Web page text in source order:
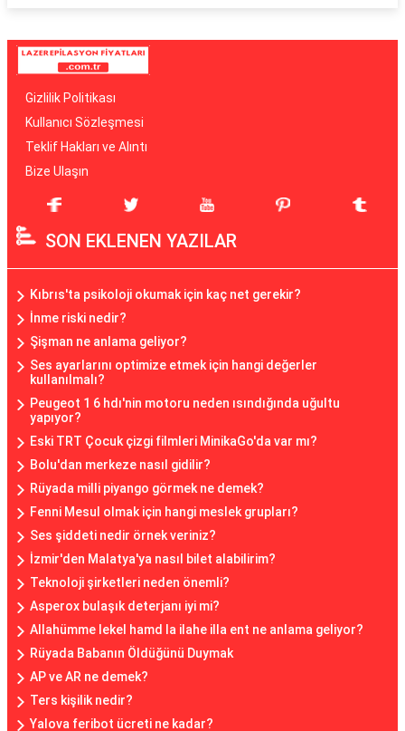
Gizlilik Politikası
Kullanıcı Sözleşmesi
Teklif Hakları ve Alıntı
Bize Ulaşın
SON EKLENEN YAZILAR
Kıbrıs'ta psikoloji okumak için kaç net gerekir?
İnme riski nedir?
Şişman ne anlama geliyor?
Ses ayarlarını optimize etmek için hangi değerler
kullanılmalı?
Peugeot 1 6 hdı'nin motoru neden ısındığında uğultu
yapıyor?
Eski TRT Çocuk çizgi filmleri MinikaGo'da var mı?
Bolu'dan merkeze nasıl gidilir?
Rüyada milli piyango görmek ne demek?
Fenni Mesul olmak için hangi meslek grupları?
Ses şiddeti nedir örnek veriniz?
İzmir'den Malatya'ya nasıl bilet alabilirim?
Teknoloji şirketleri neden önemli?
Asperox bulaşık deterjanı iyi mi?
Allahümme lekel hamd la ilahe illa ent ne anlama geliyor?
Rüyada Babanın Öldüğünü Duymak
AP ve AR ne demek?
Ters kişilik nedir?
Yalova feribot ücreti ne kadar?